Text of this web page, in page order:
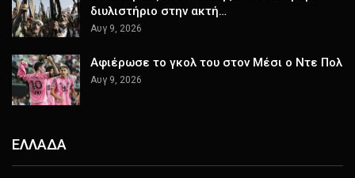
διυλιστήριο στην ακτή…
Αυγ 9, 2026
Αφιέρωσε το γκολ του στον Μέσι ο Ντε Πολ
Αυγ 9, 2026
ΕΛΛΑΔΑ